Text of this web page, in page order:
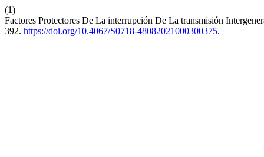
(1)
Factores Protectores De La interrupción De La transmisión
392. https://doi.org/10.4067/S0718-48082021000300375.